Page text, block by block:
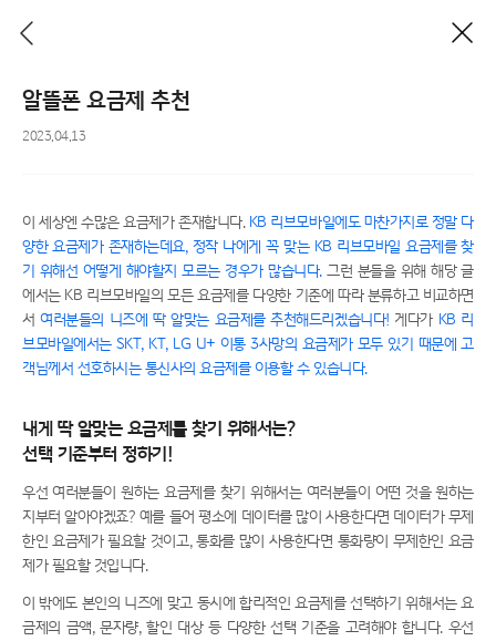
이전 닫기
알뜰폰 요금제 추천
2023.04.13
이 세상엔 수많은 요금제가 존재합니다. KB 리브모바일에도 마찬가지로 정말 다
양한 요금제가 존재하는데요, 정작 나에게 꼭 맞는 KB 리브모바일 요금제를 찾
기 위해선 어떻게 해야할지 모르는 경우가 많습니다.그런 분들을 위해 해당 글
에서는 KB 리브모바일의 모든 요금제를 다양한 기준에 따라 분류하고 비교하면
서여러분들의 니즈에 딱 알맞는 요금제를 추천해드리겠습니다! 게다가 KB 리
브모바일에서는 SKT, KT, LG U+ 이통 3사망의 요금제가 모두 있기 때문에 고
객님께서 선호하시는 통신사의 요금제를 이용할 수 있습니다.
내게 딱 알맞는 요금제를 찾기 위해서는?
선택 기준부터 정하기!
우선 여러분들이 원하는 요금제를 찾기 위해서는 여러분들이 어떤 것을 원하는
지부터 알아야겠죠? 예를 들어 평소에 데이터를 많이 사용한다면 데이터가 무제
한인 요금제가 필요할 것이고, 통화를 많이 사용한다면 통화량이 무제한인 요금
제가 필요할 것입니다.
이 밖에도 본인의 니즈에 맞고 동시에 합리적인 요금제를 선택하기 위해서는 요
금제의 금액, 문자량, 할인 대상 등 다양한 선택 기준을 고려해야 합니다. 우선